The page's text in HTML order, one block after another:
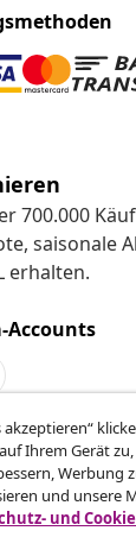
700.000
saisonale
erhalten.
Accounts
für
akzeptieren“
Ihrem Gerät
Werbung
und unsere
und